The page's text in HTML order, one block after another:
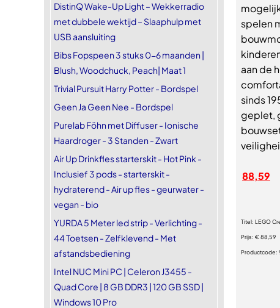
DistinQ Wake-Up Light – Wekkerradio
met dubbele wektijd – Slaaphulp met
USB aansluiting
Bibs Fopspeen 3 stuks 0-6 maanden |
Blush, Woodchuck, Peach| Maat 1
Trivial Pursuit Harry Potter - Bordspel
Geen Ja Geen Nee - Bordspel
Purelab Föhn met Diffuser - Ionische
Haardroger - 3 Standen - Zwart
Air Up Drinkfles starterskit - Hot Pink -
Inclusief 3 pods - starterskit -
hydraterend - Air up fles - geurwater -
vegan - bio
YURDA 5 Meter led strip - Verlichting -
44 Toetsen - Zelfklevend - Met
afstandsbediening
Intel NUC Mini PC | Celeron J3455 -
Quad Core | 8 GB DDR3 | 120 GB SSD |
Windows 10 Pro
spelen
aan de
sinds
geplet,
88,59
Titel: LEGO
Prijs: € 88,59
Productcode: